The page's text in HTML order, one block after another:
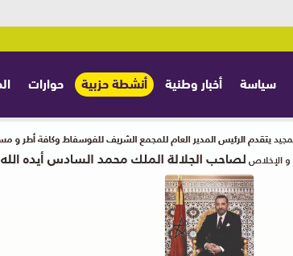
سياسة أخبار وطنية أنشطة حزبية حوارات